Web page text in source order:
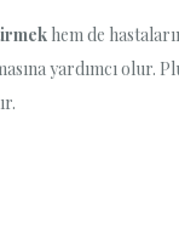
hem de
yardımcı